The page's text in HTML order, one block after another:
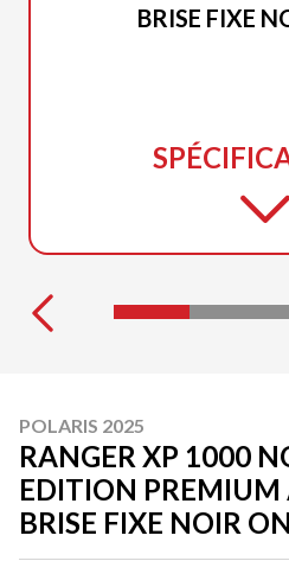
BRISE FIXE
POLARIS 2025
RANGER XP 1000
EDITION PREMIUM
BRISE FIXE NOIR